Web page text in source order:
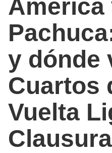
América
y dónde
Cuartos
Vuelta